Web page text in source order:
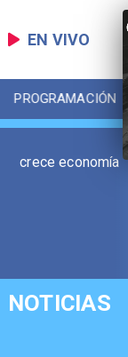
EN VIVO
PROGRAMACIÓN
crece economía
NOTICIAS